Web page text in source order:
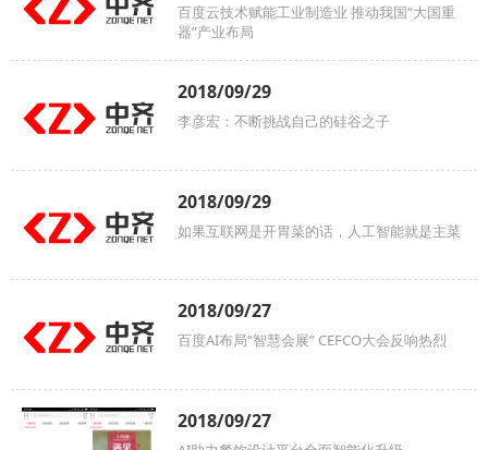
百度云技术赋能工业制造业 推动我国“大国重
器”产业布局
2018/09/29
李彦宏：不断挑战自己的硅谷之子
2018/09/29
如果互联网是开胃菜的话，人工智能就是主菜
2018/09/27
百度AI布局“智慧会展” CEFCO大会反响热烈
2018/09/27